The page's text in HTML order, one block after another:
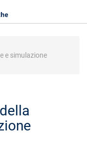
e simulazione